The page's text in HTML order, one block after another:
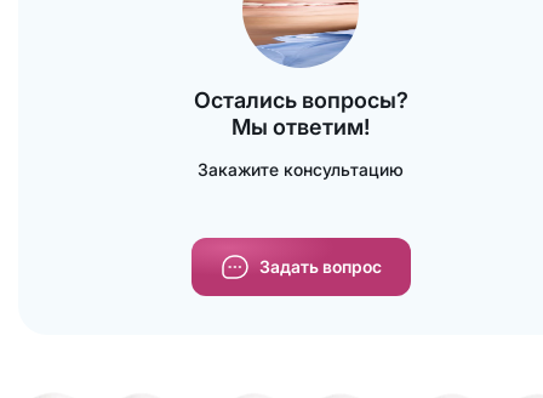
Остались вопросы?
Мы ответим!
Закажите консультацию
Задать вопрос